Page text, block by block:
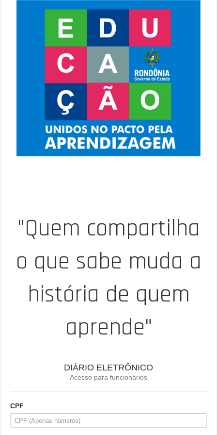
"Quem compartilha
o que sabe muda a
história de quem
aprende"
DIÁRIO ELETRÔNICO
Acesso para funcionários
CPF